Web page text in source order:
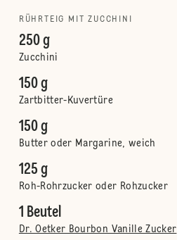
RÜHRTEIG MIT ZUCCHINI
250 g
Zucchini
150 g
Zartbitter-Kuvertüre
150 g
Butter oder Margarine, weich
125 g
Roh-Rohrzucker oder Rohzucker
1 Beutel
Dr. Oetker Bourbon Vanille Zucker